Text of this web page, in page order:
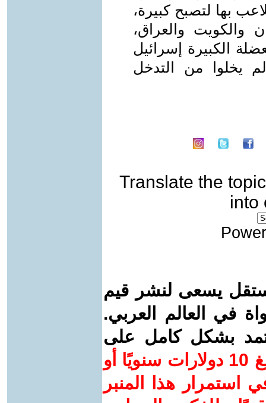
بها لتصبح كبيرة،
والكويت والعراق،
الكبيرة إسرائيل
يخلوا من التدخل
Translate the topic
into
يسعى لنشر قيم
في العالم العربي.
بشكل كامل على
ساهم/ي معنا! بدعمكم بمبلغ 10 دولارات سنويًا أو
استمرار هذا المنبر